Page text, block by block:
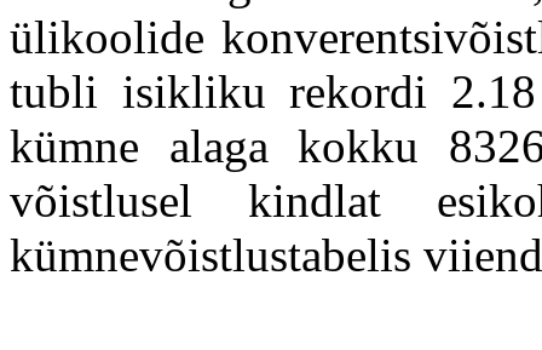
ülikoolide
tubli isikliku rekordi 2.18
kümne alaga kokku
võistlusel kindlat
kümnevõistlustabelis